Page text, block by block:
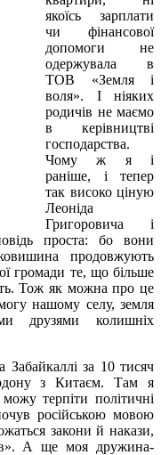
якоїсь зарплати
чи фінансової
допомоги не
одержувала в
ТОВ «Земля і
воля». І ніяких
родичів не маємо
в керівництві
господарства.
Чому ж я і
раніше, і тепер
так високо ціную
Леоніда
Григоровича і
проста: бо вони
продовжують
громади те, що більше
Тож як можна про це
нашому селу, земля
друзями колишніх
за 10 тисяч
з Китаєм. Там я
терпіти політичні
російською мовою
закони й накази,
А ще моя дружина-